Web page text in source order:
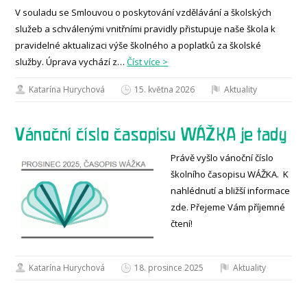
V souladu se Smlouvou o poskytování vzdělávání a školských
služeb a schválenými vnitřními pravidly přistupuje naše škola k
pravidelné aktualizaci výše školného a poplatků za školské
služby. Úprava vychází z…Číst více >
Katarína Hurychová 15. května 2026 Aktuality
Vánoční číslo časopisu WÁŽKA je tady
Právě vyšlo vánoční číslo
školního časopisu WÁŽKA. K
nahlédnutí a bližší informace
zde. Přejeme Vám příjemné
čtení!
Katarína Hurychová 18. prosince 2025 Aktuality